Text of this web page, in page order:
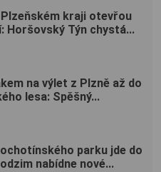
kraji otevřou
Horšovský Týn chystá...
na výlet z Plzně až do
lesa: Spěšný...
parku jde do
nabídne nové...